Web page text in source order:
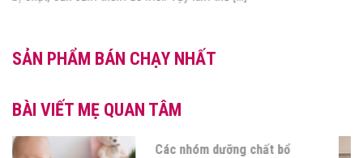
SẢN PHẨM BÁN CHẠY NHẤT
BÀI VIẾT MẸ QUAN TÂM
Các nhóm dưỡng chất bổ